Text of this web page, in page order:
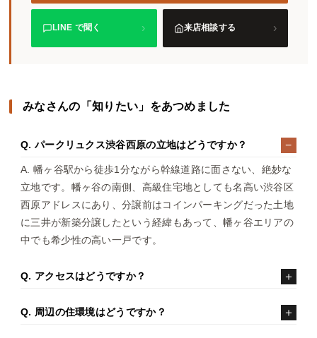
LINE で聞く › 来店相談する ›
みなさんの「知りたい」をあつめました
Q. パークリュクス渋谷西原の立地はどうですか？
A. 幡ヶ谷駅から徒歩1分ながら幹線道路に面さない、絶妙な
立地です。幡ヶ谷の南側、高級住宅地としても名高い渋谷区
西原アドレスにあり、分譲前はコインパーキングだった土地
に三井が新築分譲したという経緯もあって、幡ヶ谷エリアの
中でも希少性の高い一戸です。
Q. アクセスはどうですか？
Q. 周辺の住環境はどうですか？